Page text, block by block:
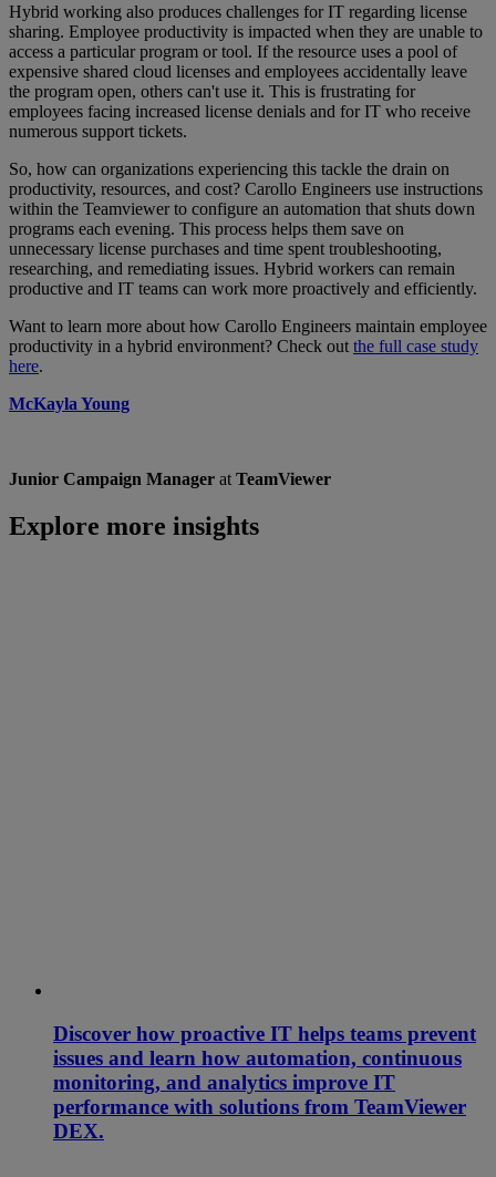
Hybrid working also produces challenges for IT regarding license
sharing. Employee productivity is impacted when they are unable to
access a particular program or tool. If the resource uses a pool of
expensive shared cloud licenses and employees accidentally leave
the program open, others can't use it. This is frustrating for
employees facing increased license denials and for IT who receive
numerous support tickets.
So, how can organizations experiencing this tackle the drain on
productivity, resources, and cost? Carollo Engineers use instructions
within the Teamviewer to configure an automation that shuts down
programs each evening. This process helps them save on
unnecessary license purchases and time spent troubleshooting,
researching, and remediating issues. Hybrid workers can remain
productive and IT teams can work more proactively and efficiently.
Want to learn more about how Carollo Engineers maintain employee
productivity in a hybrid environment? Check out the full case study
here.
McKayla Young
Junior Campaign Manager at TeamViewer
Explore more insights
Discover how proactive IT helps teams prevent
issues and learn how automation, continuous
monitoring, and analytics improve IT
performance with solutions from TeamViewer
DEX.